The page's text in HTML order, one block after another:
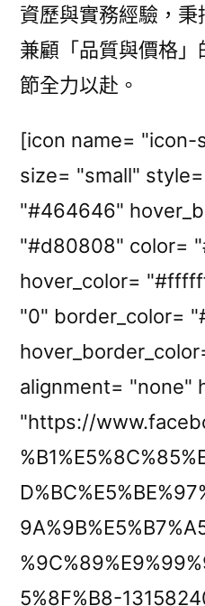
資歷與實務經驗，秉
兼顧「品質與價格
節全力以赴。
[icon name= "icon-
size= "small"
"#464646"
"#d80808" color=
hover_color=
"0" border_color=
alignment= "none"
"https://
5%8F%B8-